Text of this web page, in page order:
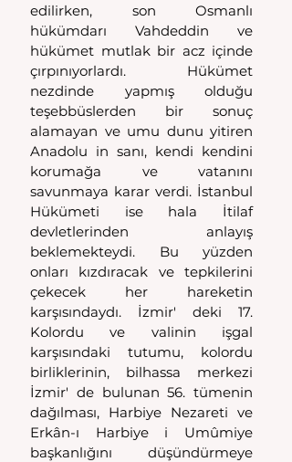
edilirken, son Osmanlı
hükümdarı Vahdeddin ve
hükümet mutlak bir acz içinde
çırpınıyorlardı. Hükümet
nezdinde yapmış olduğu
teşebbüslerden bir sonuç
alamayan ve umu dunu yitiren
Anadolu in sanı, kendi kendini
korumağa ve vatanını
savunmaya karar verdi. İstanbul
Hükümeti ise hala İtilaf
devletlerinden anlayış
beklemekteydi. Bu yüzden
onları kızdıracak ve tepkilerini
çekecek her hareketin
karşısındaydı. İzmir' deki 17.
Kolordu ve valinin işgal
karşısındaki tutumu, kolordu
birliklerinin, bilhassa merkezi
İzmir' de bulunan 56. tümenin
dağılması, Harbiye Nezareti ve
Erkân-ı Harbiye i Umûmiye
başkanlığını düşündürmeye